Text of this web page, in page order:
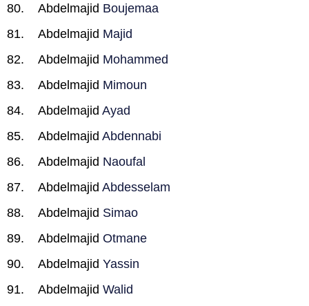
Abdelmajid Boujemaa
Abdelmajid Majid
Abdelmajid Mohammed
Abdelmajid Mimoun
Abdelmajid Ayad
Abdelmajid Abdennabi
Abdelmajid Naoufal
Abdelmajid Abdesselam
Abdelmajid Simao
Abdelmajid Otmane
Abdelmajid Yassin
Abdelmajid Walid